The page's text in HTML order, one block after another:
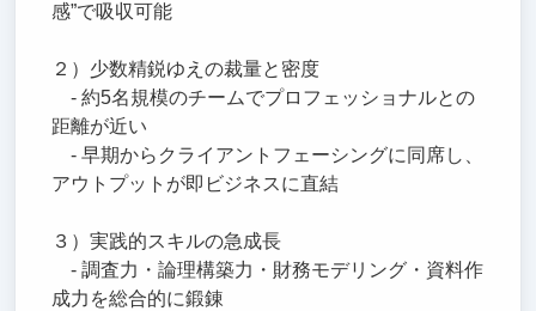
感”で吸収可能
２）少数精鋭ゆえの裁量と密度
‐ 約5名規模のチームでプロフェッショナルとの
距離が近い
‐ 早期からクライアントフェーシングに同席し、
アウトプットが即ビジネスに直結
３）実践的スキルの急成長
‐ 調査力・論理構築力・財務モデリング・資料作
成力を総合的に鍛錬